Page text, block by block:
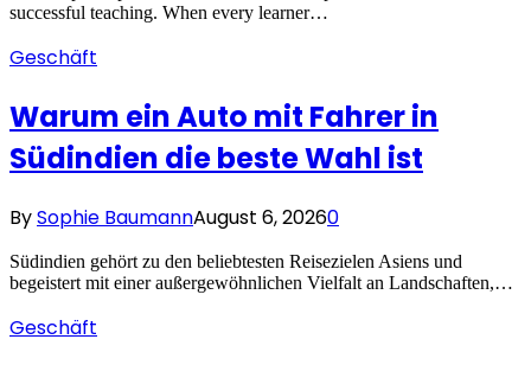
successful teaching. When every learner…
Geschäft
Warum ein Auto mit Fahrer in
Südindien die beste Wahl ist
BySophie BaumannAugust 6, 20260
Südindien gehört zu den beliebtesten Reisezielen Asiens und
begeistert mit einer außergewöhnlichen Vielfalt an Landschaften,…
Geschäft